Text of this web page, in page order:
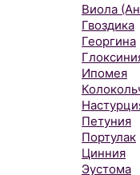
Виола
Гвоздика
Георгина
Ипомея
Петуния
Портулак
Цинния
Эустома